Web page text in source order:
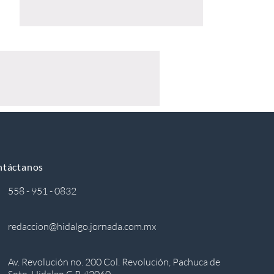
558 - 951 - 0832
redaccion@hidalgo.jornada.com.mx
Av. Revolución no. 200 Col. Revolución, Pachuca de